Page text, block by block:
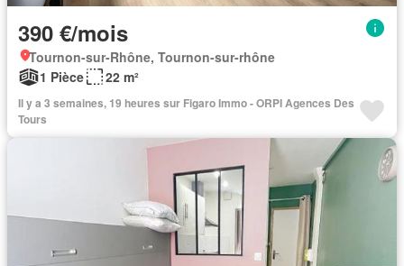
390 €/mois
Tournon-sur-Rhône, Tournon-sur-rhône
1 Pièce
22 m²
Il y a 3 semaines, 19 heures sur Figaro Immo - ORPI Agences Des
Tours